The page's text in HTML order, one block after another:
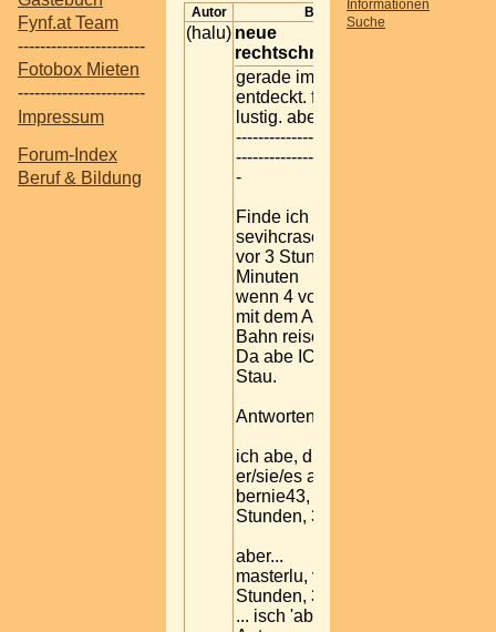
Fynf.at Team
-----------------------
Fotobox Mieten
-----------------------
Impressum
Forum-Index
Beruf & Bildung
Informationen
Suche
Autor Beitrag
(halu) neue
rechtschreibung
gerade im orf-forum
entdeckt. find ich ur
lustig. abe gelacht *lol*
---------------------------------
---------------------------------
-
Finde ich echt Super,
sevihcrasedretsiemred,
vor 3 Stunden, 39
Minuten
wenn 4 von 10 anstatt
mit dem Auto mit der
Bahn reisen.
Da abe ICH weniger
Stau.
Antworten
ich abe, du ast,
er/sie/es at..... :)))
bernie43, vor 3
Stunden, 37 Minuten
aber...
masterlu, vor 3
Stunden, 32 Minuten
... isch 'abe gar keine